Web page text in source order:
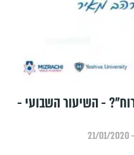
- השיעור השבועי -